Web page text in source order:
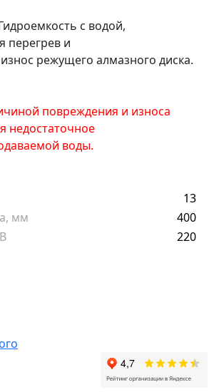
с водой,
перегрев и
режущего алмазного диска.
повреждения и износа
недостаточное
воды.
13
мм
400
220